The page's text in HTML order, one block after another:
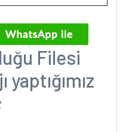
Filesi
yaptığımız